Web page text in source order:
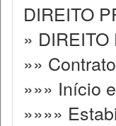
DIREITO
»
»»
»»» Início
»»»»